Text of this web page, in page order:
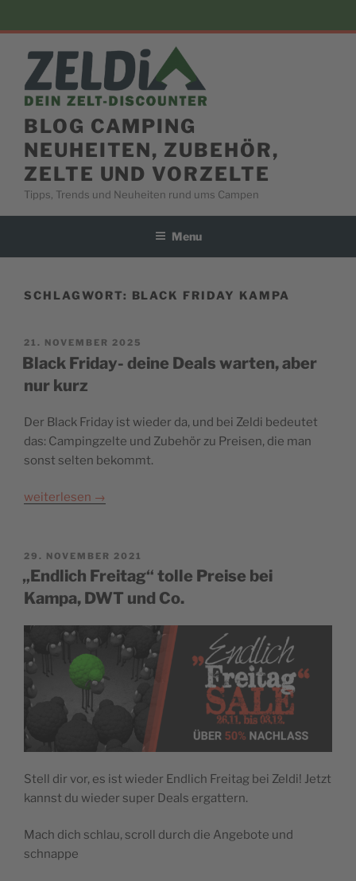
to
BLOG CAMPING
NEUHEITEN, ZUBEHÖR,
ZELTE UND VORZELTE
Tipps, Trends und Neuheiten rund ums Campen
Menu
SCHLAGWORT: BLACK FRIDAY KAMPA
POSTED
ON
21. NOVEMBER 2025
Black Friday- deine Deals warten, aber
nur kurz
Der Black Friday ist wieder da, und bei Zeldi bedeutet
das: Campingzelte und Zubehör zu Preisen, die man
sonst selten bekommt.
weiterlesen →
POSTED
ON
29. NOVEMBER 2021
„Endlich Freitag“ tolle Preise bei
Kampa, DWT und Co.
Stell dir vor, es ist wieder Endlich Freitag bei Zeldi! Jetzt
kannst du wieder super Deals ergattern.
Mach dich schlau, scroll durch die Angebote und
schnappe